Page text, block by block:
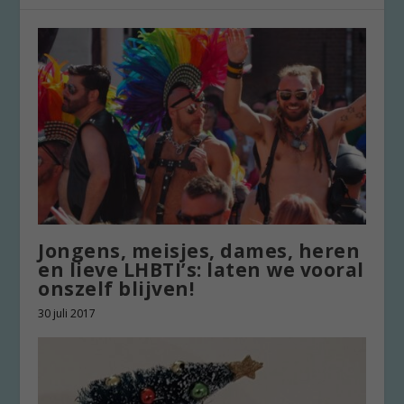
Jongens, meisjes, dames, heren
en lieve LHBTI’s: laten we vooral
onszelf blijven!
30 juli 2017